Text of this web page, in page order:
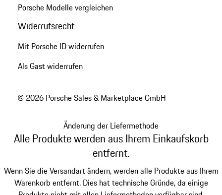
Porsche Modelle vergleichen
Widerrufsrecht
Mit Porsche ID widerrufen
Als Gast widerrufen
© 2026 Porsche Sales & Marketplace GmbH
Änderung der Liefermethode
Alle Produkte werden aus Ihrem Einkaufskorb
entfernt.
Wenn Sie die Versandart ändern, werden alle Produkte aus Ihrem
Warenkorb entfernt. Dies hat technische Gründe, da einige